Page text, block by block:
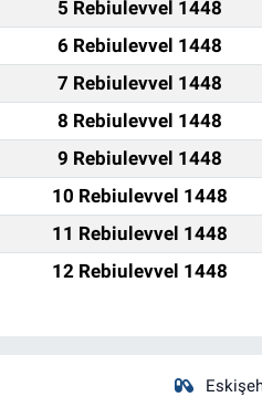
5 Rebiulevvel 1448
6 Rebiulevvel 1448
7 Rebiulevvel 1448
8 Rebiulevvel 1448
9 Rebiulevvel 1448
10 Rebiulevvel 1448
11 Rebiulevvel 1448
12 Rebiulevvel 1448